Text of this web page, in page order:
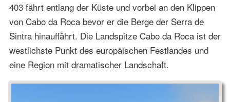
403 fährt entlang der Küste und vorbei an den Klippen
von Cabo da Roca bevor er die Berge der Serra de
Sintra hinauffährt. Die Landspitze Cabo da Roca ist der
westlichste Punkt des europäischen Festlandes und
eine Region mit dramatischer Landschaft.